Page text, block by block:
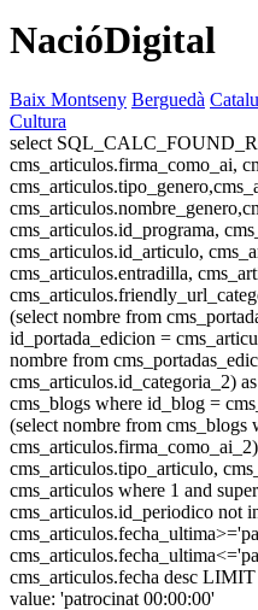
NacióDigital
Baix Montseny Berguedà
Cultura
select
cms_articulos.firma_como_ai,
cms_articulos.id_programa,
cms_articulos.id_articulo,
cms_articulos.entradilla,
(select nombre from
id_portada_edicion =
nombre from
cms_articulos.id_categoria_2)
cms_blogs where id_blog =
(select nombre from cms_blogs
cms_articulos.tipo_articulo,
cms_articulos where 1 and
cms_articulos.id_periodico not
cms_articulos.fecha desc
value: 'patrocinat 00:00:00'